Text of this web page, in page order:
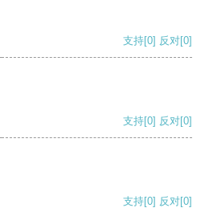
支持[0] 反对[0]
支持[0] 反对[0]
支持[0] 反对[0]